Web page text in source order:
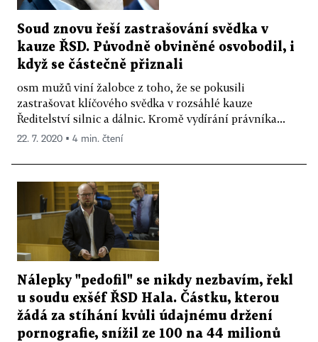
Soud znovu řeší zastrašování svědka v
kauze ŘSD. Původně obviněné osvobodil, i
když se částečně přiznali
osm mužů viní žalobce z toho, že se pokusili
zastrašovat klíčového svědka v rozsáhlé kauze
Ředitelství silnic a dálnic. Kromě vydírání právníka...
22. 7. 2020 ▪ 4 min. čtení
Nálepky "pedofil" se nikdy nezbavím, řekl
u soudu exšéf ŘSD Hala. Částku, kterou
žádá za stíhání kvůli údajnému držení
pornografie, snížil ze 100 na 44 milionů